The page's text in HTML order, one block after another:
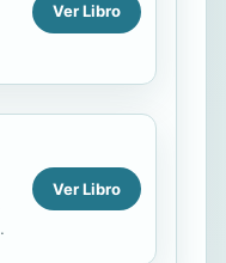
Ver Libro
Ver Libro